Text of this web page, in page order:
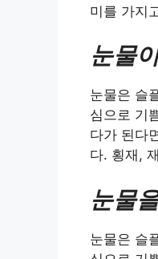
미를 가지
눈물
눈물은 슬
심으로 기
다가 된다
다. 횡재,
눈물
눈물은 슬